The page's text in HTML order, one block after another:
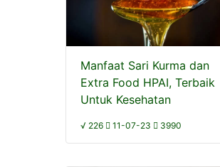
Manfaat Sari Kurma dan
Extra Food HPAI, Terbaik
Untuk Kesehatan
√ 226 11-07-23 3990